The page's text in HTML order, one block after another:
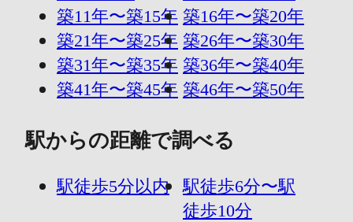
築11年〜築15年 築16年〜築20年
築21年〜築25年 築26年〜築30年
築31年〜築35年 築36年〜築40年
築41年〜築45年 築46年〜築50年
駅からの距離で調べる
駅徒歩5分以内
駅徒歩6分〜駅
徒歩10分